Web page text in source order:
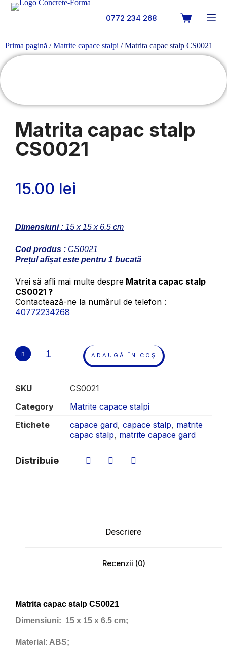
0772 234 268
Prima pagină /Matrite capace stalpi / Matrita capac stalp CS0021
Matrita capac stalp
CS0021
15.00 lei
Dimensiuni : 15 x 15 x 6.5 cm
Cod produs : CS0021
Prețul afișat este pentru 1 bucată
Vrei să afli mai multe despre Matrita capac stalp
CS0021 ?
Contactează-ne la numărul de telefon :
40772234268
ADAUGĂ ÎN COȘ
SKU
CS0021
Category
Matrite capace stalpi
Etichete
capace gard, capace stalp, matrite
capac stalp, matrite capace gard
Distribuie
Descriere
Recenzii (0)
Matrita capac stalp CS0021
Dimensiuni: 15 x 15 x 6.5 cm;
Material: ABS;